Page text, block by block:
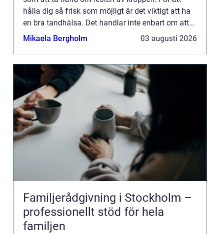
hålla dig så frisk som möjligt är det viktigt att ha
en bra tandhälsa. Det handlar inte enbart om att
borsta t&a...
Mikaela Bergholm 03 augusti 2026
Familjerådgivning i Stockholm –
professionellt stöd för hela
familjen